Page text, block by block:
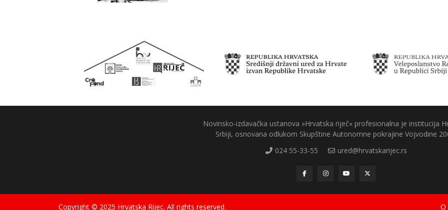
Novinsko-izdavačka ustanova »Hrvatska riječ« profesionalna je institucija
Srbiji, osnovana odlukom Skupštine Autonomne pokrajine Vojvodine
024 55-33-55
ured@hrvatskarijec.rs
Copyright © 2025 Hrvatska Rijec. All rights reserved. O